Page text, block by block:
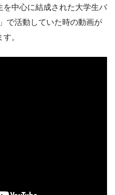
中心に結成された大学生バ
で活動していた時の動画が
。